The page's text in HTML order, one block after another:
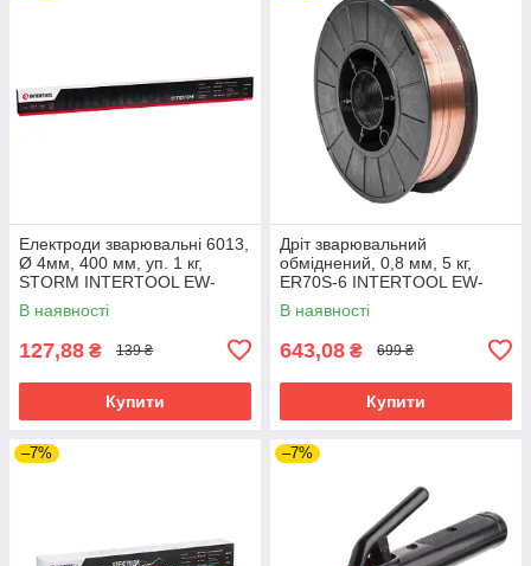
Електроди зварювальні 6013,
Ø 4мм, 400 мм, уп. 1 кг,
STORM INTERTOOL EW-
1040
В наявності
127,88 ₴ 139 ₴
Купити
Дріт зварювальний
обміднений, 0,8 мм, 5 кг,
ER70S-6 INTERTOOL EW-
5008
В наявності
643,08 ₴ 699 ₴
Купити
–7% –7%